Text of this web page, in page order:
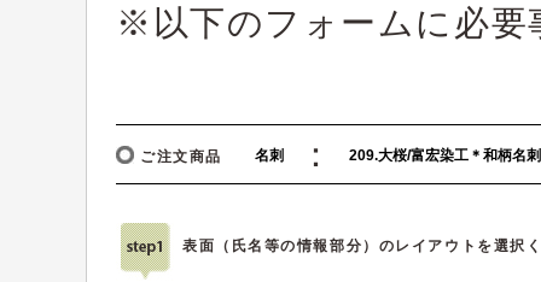
※以下のフォームに必要
ご注文商品 ：
表面（氏名等の情報部分）のレイアウトを選択